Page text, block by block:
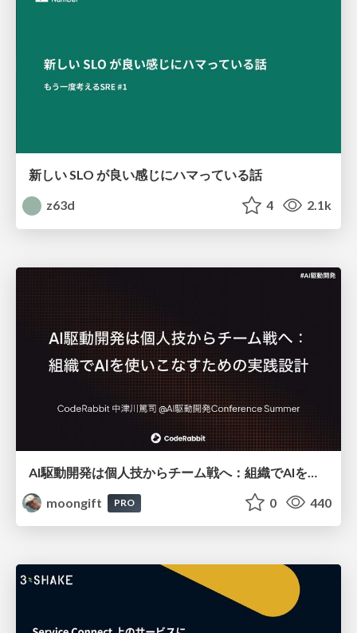
新しい SLO が良い感じにハマっている話
z63d
4 2.1k
moongift
PRO 0 440